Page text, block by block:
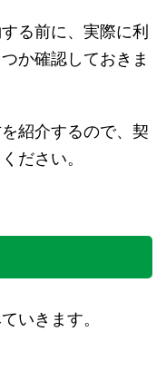
る前に、実際に利
か確認しておきま
紹介するので、契
ださい。
いきます。